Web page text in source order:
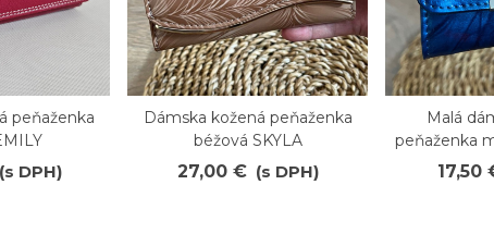
peňaženka
(s DPH)
Obľúbené
Dámska kožená peňaženka
béžová SKYLA
27,00 € (s DPH)
Malá
peňaženka
17,50